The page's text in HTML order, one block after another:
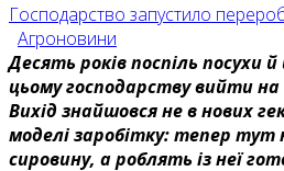
Господарство запустило
Агроновини
Десять років поспіль посухи
цьому господарству вийти
Вихід знайшовся не в нових
моделі заробітку: тепер
сировину, а роблять із неї